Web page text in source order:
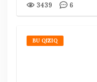
3439 6
BU QIZIQ